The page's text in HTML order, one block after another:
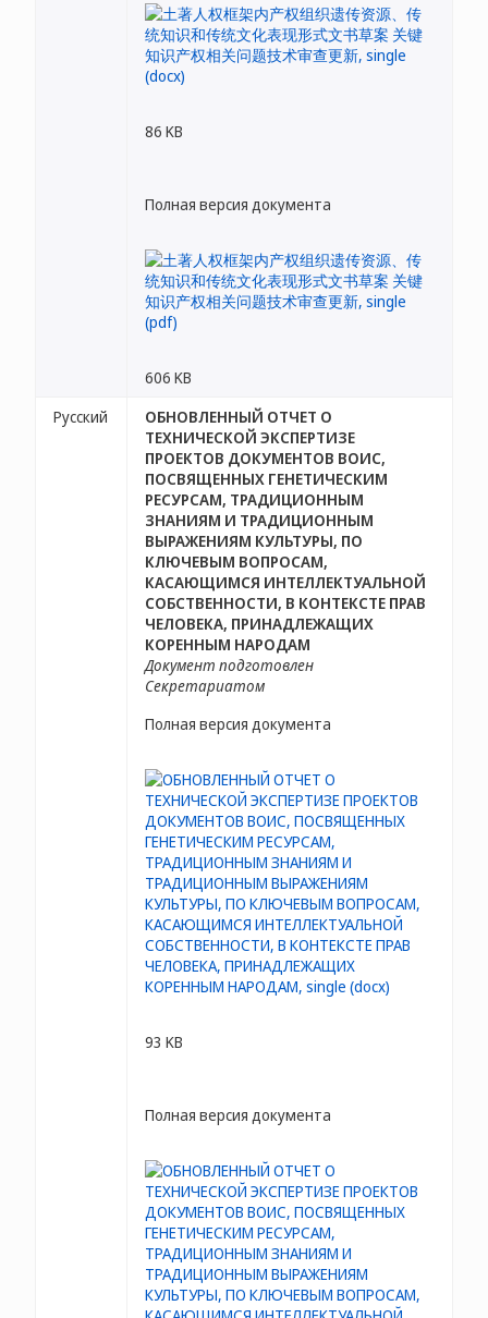
86 KB
Полная версия документа
606 KB
Русский
ОБНОВЛЕННЫЙ ОТЧЕТ О
ТЕХНИЧЕСКОЙ ЭКСПЕРТИЗЕ
ПРОЕКТОВ ДОКУМЕНТОВ ВОИС,
ПОСВЯЩЕННЫХ ГЕНЕТИЧЕСКИМ
РЕСУРСАМ, ТРАДИЦИОННЫМ
ЗНАНИЯМ И ТРАДИЦИОННЫМ
ВЫРАЖЕНИЯМ КУЛЬТУРЫ, ПО
КЛЮЧЕВЫМ ВОПРОСАМ,
КАСАЮЩИМСЯ ИНТЕЛЛЕКТУАЛЬНОЙ
СОБСТВЕННОСТИ, В КОНТЕКСТЕ ПРАВ
ЧЕЛОВЕКА, ПРИНАДЛЕЖАЩИХ
КОРЕННЫМ НАРОДАМ
Документ подготовлен
Секретариатом
Полная версия документа
93 KB
Полная версия документа